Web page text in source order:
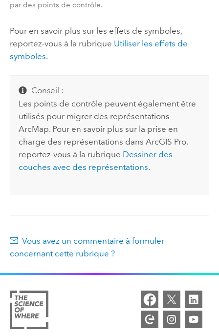
par des points de contrôle.
Pour en savoir plus sur les effets de symboles,
reportez-vous à la rubrique Utiliser les effets de
symboles.
Conseil :
Les points de contrôle peuvent également être
utilisés pour migrer des représentations
ArcMap. Pour en savoir plus sur la prise en
charge des représentations dansArcGIS Pro,
reportez-vous à la rubrique Dessiner des
couches avec des représentations.
Vous avez un commentaire à formuler
concernant cette rubrique ?